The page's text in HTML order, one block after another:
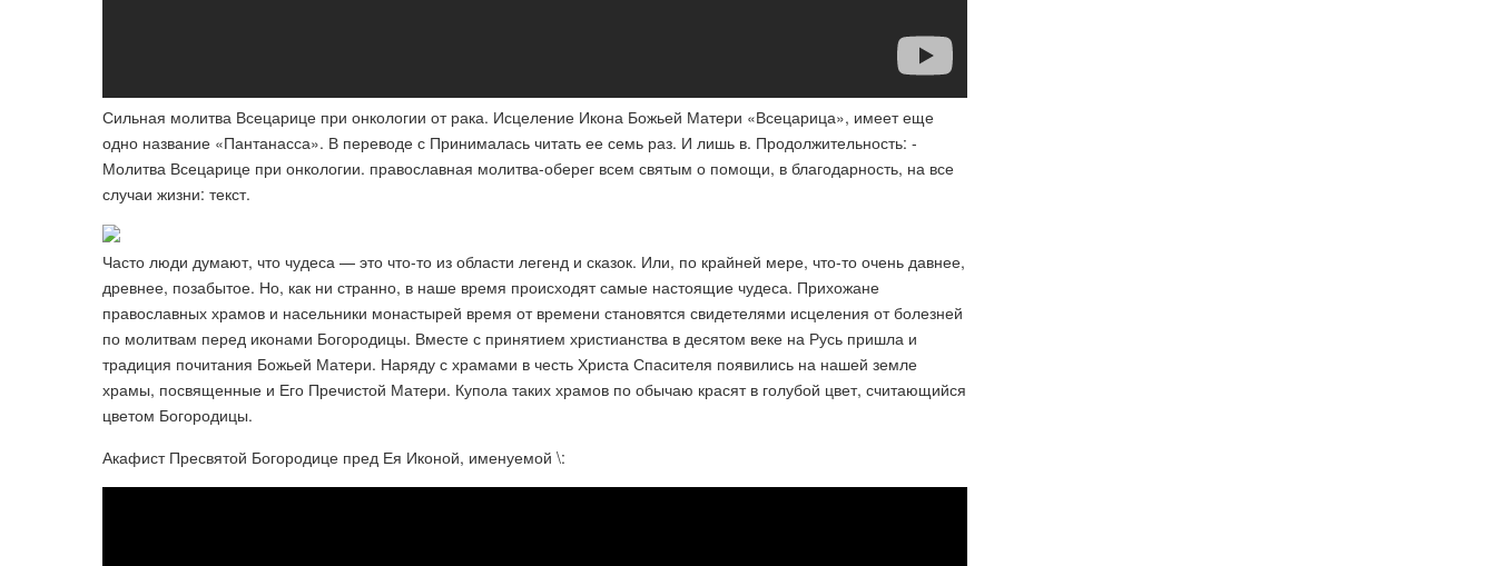
Сильная молитва Всецарице при онкологии от рака. Исцеление Икона Божьей Матери «Всецарица», имеет еще
одно название «Пантанасса». В переводе с Принималась читать ее семь раз. И лишь в. Продолжительность: -
Молитва Всецарице при онкологии. православная молитва-​оберег всем святым о помощи, в благодарность, на все
случаи жизни: текст.
Часто люди думают, что чудеса — это что-то из области легенд и сказок. Или, по крайней мере, что-то очень давнее,
древнее, позабытое. Но, как ни странно, в наше время происходят самые настоящие чудеса. Прихожане
православных храмов и насельники монастырей время от времени становятся свидетелями исцеления от болезней
по молитвам перед иконами Богородицы. Вместе с принятием христианства в десятом веке на Русь пришла и
традиция почитания Божьей Матери. Наряду с храмами в честь Христа Спасителя появились на нашей земле
храмы, посвященные и Его Пречистой Матери. Купола таких храмов по обычаю красят в голубой цвет, считающийся
цветом Богородицы.
Акафист Пресвятой Богородице пред Ея Иконой, именуемой \: